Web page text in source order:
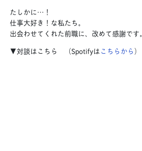
たしかに…！
仕事大好き！な私たち。
出会わせてくれた前職に、改めて感謝です。
▼対談はこちら （Spotifyはこちらから）